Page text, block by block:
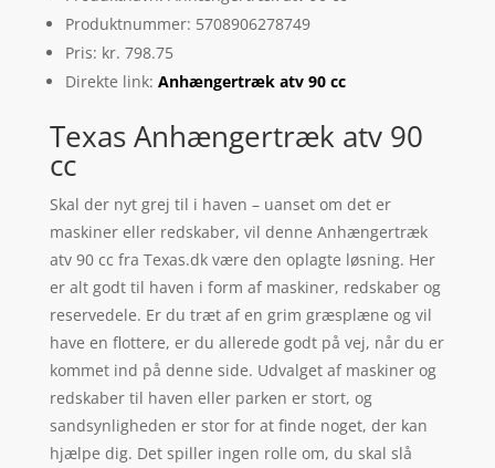
Produktnummer: 5708906278749
Pris: kr. 798.75
Direkte link: Anhængertræk atv 90 cc
Texas Anhængertræk atv 90
cc
Skal der nyt grej til i haven – uanset om det er
maskiner eller redskaber, vil denne Anhængertræk
atv 90 cc fra Texas.dk være den oplagte løsning. Her
er alt godt til haven i form af maskiner, redskaber og
reservedele. Er du træt af en grim græsplæne og vil
have en flottere, er du allerede godt på vej, når du er
kommet ind på denne side. Udvalget af maskiner og
redskaber til haven eller parken er stort, og
sandsynligheden er stor for at finde noget, der kan
hjælpe dig. Det spiller ingen rolle om, du skal slå